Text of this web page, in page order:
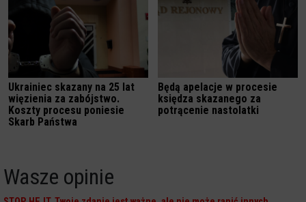
Ukrainiec skazany na 25 lat
więzienia za zabójstwo.
Koszty procesu poniesie
Skarb Państwa
Będą apelacje w procesie
księdza skazanego za
potrącenie nastolatki
Wasze opinie